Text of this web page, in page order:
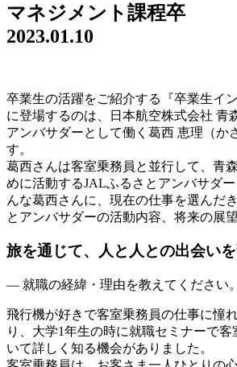
マネジメント課程卒
2023.01.10
卒業生の活躍をご紹介する『卒業生イ
に登場するのは、日本航空株式会社 青
アンバサダーとして働く葛西 恵理（か
す。
葛西さんは客室乗務員と並行して、青
めに活動するJALふるさとアンバサダ
んな葛西さんに、現在の仕事を選んだ
とアンバサダーの活動内容、将来の展
旅を通じて、人と人との出会い
— 就職の経緯・理由を教えてください。
飛行機が好きで客室乗務員の仕事に憧
り、大学1年生の時に就職セミナーで
いて詳しく知る機会がありました。